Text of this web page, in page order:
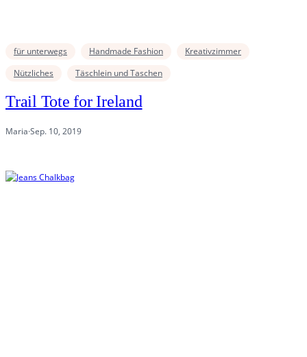
für unterwegs Handmade Fashion
Kreativzimmer
Nützliches
Täschlein und Taschen
Trail Tote for Ireland
Maria·Sep. 10, 2019